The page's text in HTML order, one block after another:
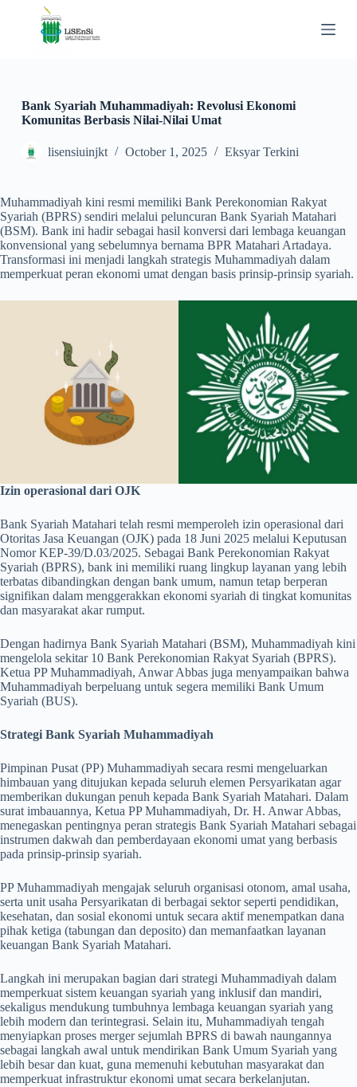
o
Bank Syariah Muhammadiyah: Revolusi Ekonomi
Komunitas Berbasis Nilai-Nilai Umat
lisensiuinjkt October 1, 2025 Eksyar Terkini
Muhammadiyah kini resmi memiliki Bank Perekonomian Rakyat
Syariah (BPRS) sendiri melalui peluncuran Bank Syariah Matahari
(BSM). Bank ini hadir sebagai hasil konversi dari lembaga keuangan
konvensional yang sebelumnya bernama BPR Matahari Artadaya.
Transformasi ini menjadi langkah strategis Muhammadiyah dalam
memperkuat peran ekonomi umat dengan basis prinsip-prinsip syariah.
Izin operasional dari OJK
Bank Syariah Matahari telah resmi memperoleh izin operasional dari
Otoritas Jasa Keuangan (OJK) pada 18 Juni 2025 melalui Keputusan
Nomor KEP-39/D.03/2025. Sebagai Bank Perekonomian Rakyat
Syariah (BPRS), bank ini memiliki ruang lingkup layanan yang lebih
terbatas dibandingkan dengan bank umum, namun tetap berperan
signifikan dalam menggerakkan ekonomi syariah di tingkat komunitas
dan masyarakat akar rumput.
Dengan hadirnya Bank Syariah Matahari (BSM), Muhammadiyah kini
mengelola sekitar 10 Bank Perekonomian Rakyat Syariah (BPRS).
Ketua PP Muhammadiyah, Anwar Abbas juga menyampaikan bahwa
Muhammadiyah berpeluang untuk segera memiliki Bank Umum
Syariah (BUS).
Strategi Bank Syariah Muhammadiyah
Pimpinan Pusat (PP) Muhammadiyah secara resmi mengeluarkan
himbauan yang ditujukan kepada seluruh elemen Persyarikatan agar
memberikan dukungan penuh kepada Bank Syariah Matahari. Dalam
surat imbauannya, Ketua PP Muhammadiyah, Dr. H. Anwar Abbas,
menegaskan pentingnya peran strategis Bank Syariah Matahari sebagai
instrumen dakwah dan pemberdayaan ekonomi umat yang berbasis
pada prinsip-prinsip syariah.
PP Muhammadiyah mengajak seluruh organisasi otonom, amal usaha,
serta unit usaha Persyarikatan di berbagai sektor seperti pendidikan,
kesehatan, dan sosial ekonomi untuk secara aktif menempatkan dana
pihak ketiga (tabungan dan deposito) dan memanfaatkan layanan
keuangan Bank Syariah Matahari.
Langkah ini merupakan bagian dari strategi Muhammadiyah dalam
memperkuat sistem keuangan syariah yang inklusif dan mandiri,
sekaligus mendukung tumbuhnya lembaga keuangan syariah yang
lebih modern dan terintegrasi. Selain itu, Muhammadiyah tengah
menyiapkan proses merger sejumlah BPRS di bawah naungannya
sebagai langkah awal untuk mendirikan Bank Umum Syariah yang
lebih besar dan kuat, guna memenuhi kebutuhan masyarakat dan
memperkuat infrastruktur ekonomi umat secara berkelanjutan.